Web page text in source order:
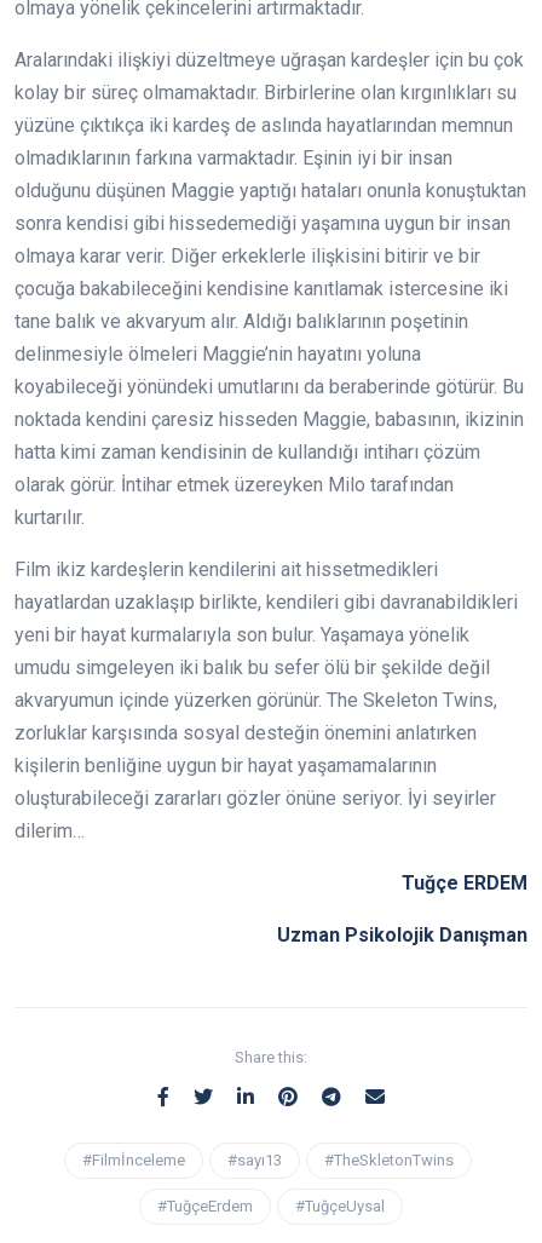
olmaya yönelik çekincelerini artırmaktadır.
Aralarındaki ilişkiyi düzeltmeye uğraşan kardeşler için bu çok
kolay bir süreç olmamaktadır. Birbirlerine olan kırgınlıkları su
yüzüne çıktıkça iki kardeş de aslında hayatlarından memnun
olmadıklarının farkına varmaktadır. Eşinin iyi bir insan
olduğunu düşünen Maggie yaptığı hataları onunla konuştuktan
sonra kendisi gibi hissedemediği yaşamına uygun bir insan
olmaya karar verir. Diğer erkeklerle ilişkisini bitirir ve bir
çocuğa bakabileceğini kendisine kanıtlamak istercesine iki
tane balık ve akvaryum alır. Aldığı balıklarının poşetinin
delinmesiyle ölmeleri Maggie’nin hayatını yoluna
koyabileceği yönündeki umutlarını da beraberinde götürür. Bu
noktada kendini çaresiz hisseden Maggie, babasının, ikizinin
hatta kimi zaman kendisinin de kullandığı intiharı çözüm
olarak görür. İntihar etmek üzereyken Milo tarafından
kurtarılır.
Film ikiz kardeşlerin kendilerini ait hissetmedikleri
hayatlardan uzaklaşıp birlikte, kendileri gibi davranabildikleri
yeni bir hayat kurmalarıyla son bulur. Yaşamaya yönelik
umudu simgeleyen iki balık bu sefer ölü bir şekilde değil
akvaryumun içinde yüzerken görünür. The Skeleton Twins,
zorluklar karşısında sosyal desteğin önemini anlatırken
kişilerin benliğine uygun bir hayat yaşamamalarının
oluşturabileceği zararları gözler önüne seriyor. İyi seyirler
dilerim…
Tuğçe ERDEM
Uzman Psikolojik Danışman
Share this:
#Filmİnceleme #sayı13 #TheSkletonTwins
#TuğçeErdem #TuğçeUysal